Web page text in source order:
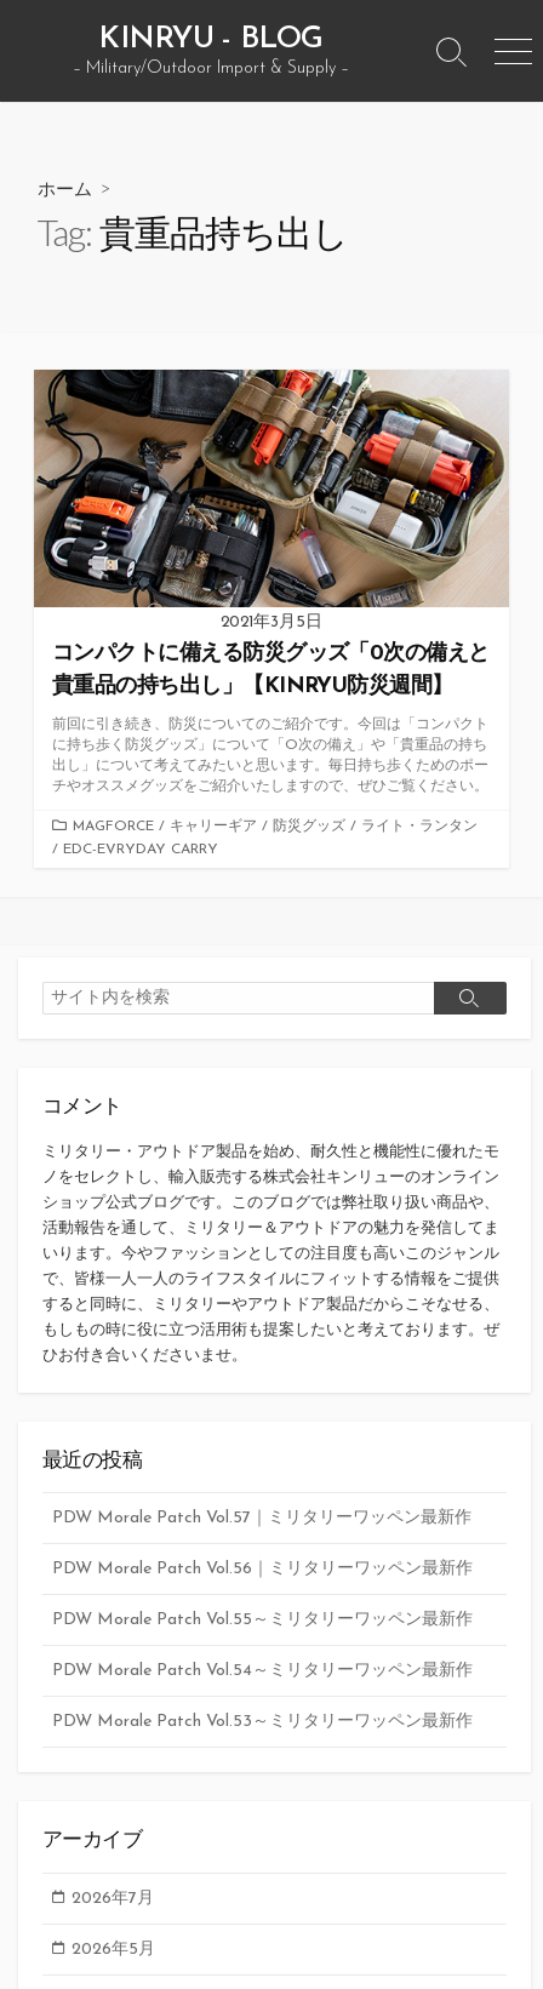
ン
KINRYU - BLOG
– Military/Outdoor Import & Supply –
検
メ
ホーム >
Tag:貴重品持ち出し
2021年3月5日
コンパクトに備える防災グッズ「0次の備えと
貴重品の持ち出し」【KINRYU防災週間】
前回に引き続き、防災についてのご紹介です。今回は「コンパクト
に持ち歩く防災グッズ」について「O次の備え」や「貴重品の持ち
出し」について考えてみたいと思います。毎日持ち歩くためのポー
チやオススメグッズをご紹介いたしますので、ぜひご覧ください。
カ
テ
MAGFORCE / キャリーギア / 防災グッズ / ライト・ランタン
/ EDC-EVRYDAY CARRY
検
索
検
コメント
ミリタリー・アウトドア製品を始め、耐久性と機能性に優れたモ
ノをセレクトし、輸入販売する株式会社キンリューのオンライン
ショップ公式ブログです。このブログでは弊社取り扱い商品や、
活動報告を通して、ミリタリー＆アウトドアの魅力を発信してま
いります。今やファッションとしての注目度も高いこのジャンル
で、皆様一人一人のライフスタイルにフィットする情報をご提供
すると同時に、ミリタリーやアウトドア製品だからこそなせる、
もしもの時に役に立つ活用術も提案したいと考えております。ぜ
ひお付き合いくださいませ。
最近の投稿
PDW Morale Patch Vol.57｜ミリタリーワッペン最新作
PDW Morale Patch Vol.56｜ミリタリーワッペン最新作
PDW Morale Patch Vol.55～ミリタリーワッペン最新作
PDW Morale Patch Vol.54～ミリタリーワッペン最新作
PDW Morale Patch Vol.53～ミリタリーワッペン最新作
アーカイブ
2026年7月
2026年5月